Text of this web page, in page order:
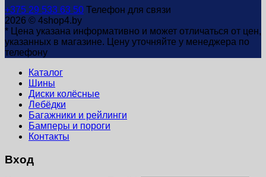
+375 29 533 63 50 Телефон для связи
2026 © 4shop4.by
* Цена указана информативно и может отличаться от цен,
указанных в магазине. Цену уточняйте у менеджера по
телефону
Каталог
Шины
Диски колёсные
Лебёдки
Багажники и рейлинги
Бамперы и пороги
Контакты
Вход